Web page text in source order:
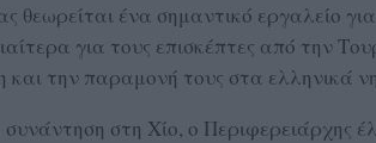
θεωρείται ένα σημαντικό εργαλείο
για τους επισκέπτες από την
και την παραμονή τους στα ελληνικά
στη Χίο, ο Περιφερειάρχης